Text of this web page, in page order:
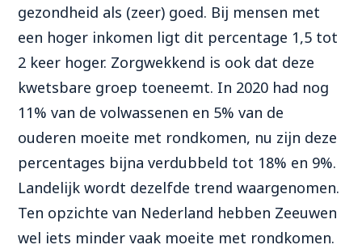
gezondheid als (zeer) goed. Bij mensen met
een hoger inkomen ligt dit percentage 1,5 tot
2 keer hoger. Zorgwekkend is ook dat deze
kwetsbare groep toeneemt. In 2020 had nog
11% van de volwassenen en 5% van de
ouderen moeite met rondkomen, nu zijn deze
percentages bijna verdubbeld tot 18% en 9%.
Landelijk wordt dezelfde trend waargenomen.
Ten opzichte van Nederland hebben Zeeuwen
wel iets minder vaak moeite met rondkomen.